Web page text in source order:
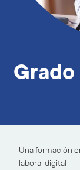
Una formación
laboral digital